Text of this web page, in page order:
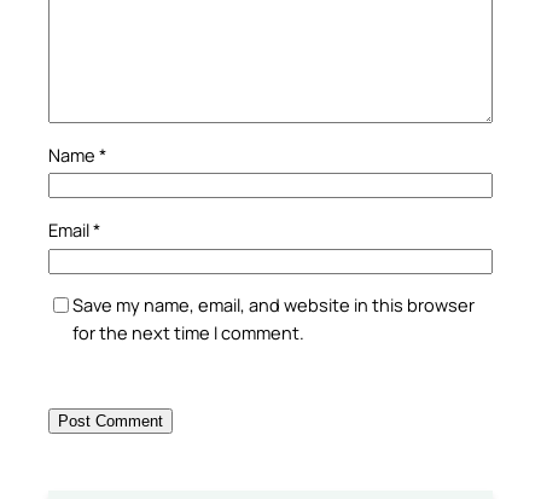
Name *
Email*
Save my name, email, and website in this browser
for the next time I comment.